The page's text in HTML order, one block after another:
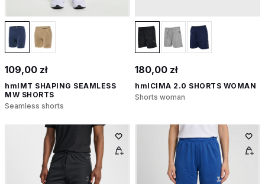
109,00 zł
hmlMT SHAPING SEAMLESS
MW SHORTS
Seamless shorts
180,00 zł
hmlCIMA 2.0 SHORTS WOMAN
Shorts woman